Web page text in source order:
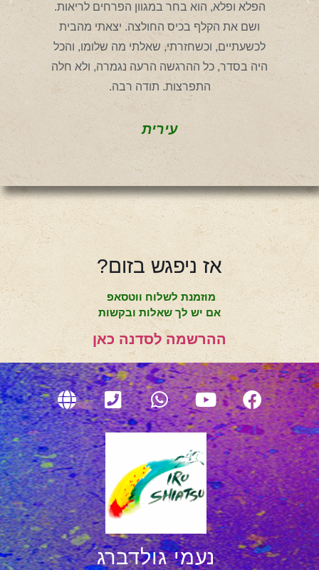
הפלא ופלא, הוא בחר במגוון הפרחים לריאות.
ושם את הקלף בכיס החולצה. יצאתי מהבית
לכשעתיים, וכשחזרתי, שאלתי מה שלומו, והכל
היה בסדר, כל ההרגשה הרעה נגמרה, ולא חלה
התפרצות. תודה רבה.
עירית
אז ניפגש בזום?
מוזמנת לשלוח ווטסאפ
אם יש לך שאלות ובקשות
ההרשמה לסדנה כאן
נעמי גולדברג